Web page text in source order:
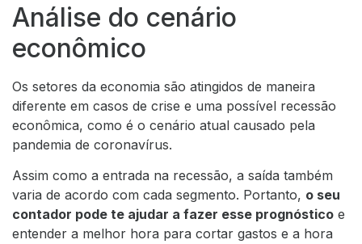
Análise do cenário
econômico
Os setores da economia são atingidos de maneira
diferente em casos de crise e uma possível recessão
econômica, como é o cenário atual causado pela
pandemia de coronavírus.
Assim como a entrada na recessão, a saída também
varia de acordo com cada segmento. Portanto, o seu
contador pode te ajudar a fazer esse prognóstico e
entender a melhor hora para cortar gastos e a hora